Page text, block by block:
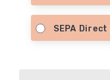
SEPA